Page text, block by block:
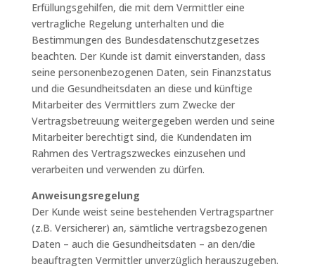
Erfüllungsgehilfen, die mit dem Vermittler eine
vertragliche Regelung unterhalten und die
Bestimmungen des Bundesdatenschutzgesetzes
beachten. Der Kunde ist damit einverstanden, dass
seine personenbezogenen Daten, sein Finanzstatus
und die Gesundheitsdaten an diese und künftige
Mitarbeiter des Vermittlers zum Zwecke der
Vertragsbetreuung weitergegeben werden und seine
Mitarbeiter berechtigt sind, die Kundendaten im
Rahmen des Vertragszweckes einzusehen und
verarbeiten und verwenden zu dürfen.
Anweisungsregelung
Der Kunde weist seine bestehenden Vertragspartner
(z.B. Versicherer) an, sämtliche vertragsbezogenen
Daten – auch die Gesundheitsdaten – an den/die
beauftragten Vermittler unverzüglich herauszugeben.